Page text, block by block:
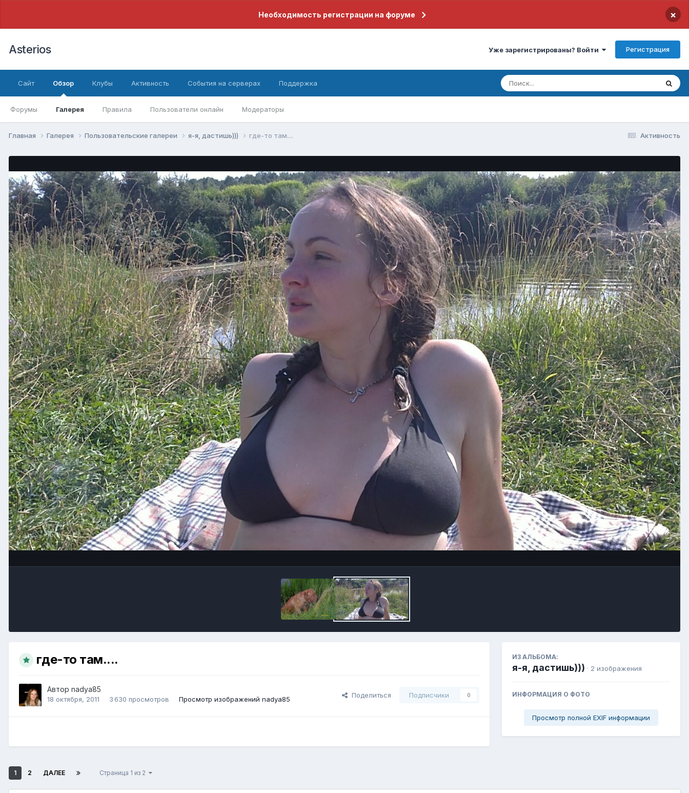
Необходимость регистрации на форуме ×
Asterios Уже зарегистрированы? Войти Регистрация
Сайт Обзор
Форумы Галерея Правила Пользователи онлайн Модераторы
Клубы Активность События на серверах Поддержка
Активность
Главная Галерея Пользовательские галереи я-я, дастишь))) где-то там....
Инструменты
где-то там....
Автор nadya85
18 октября, 2011 3 630 просмотров Просмотр изображений nadya85
Поделиться Подписчики 0
ИЗ АЛЬБОМА:
я-я, дастишь))) · 2 изображения
ИНФОРМАЦИЯ О ФОТО
Просмотр полной EXIF информации
1 2 ДАЛЕЕ Страница 1 из 2